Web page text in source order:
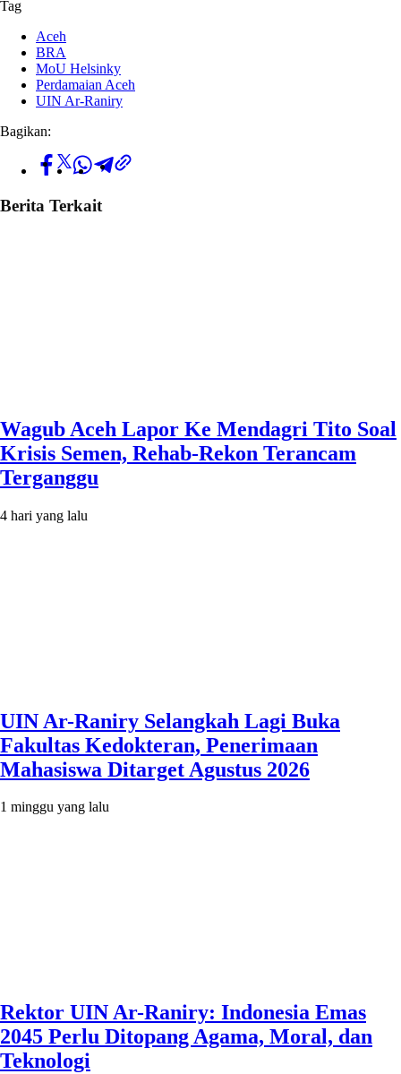
Tag
Aceh
BRA
MoU Helsinky
Perdamaian Aceh
UIN Ar-Raniry
Bagikan:
Berita Terkait
Wagub Aceh Lapor Ke Mendagri Tito Soal
Krisis Semen, Rehab-Rekon Terancam
Terganggu
4 hari yang lalu
UIN Ar-Raniry Selangkah Lagi Buka
Fakultas Kedokteran, Penerimaan
Mahasiswa Ditarget Agustus 2026
1 minggu yang lalu
Rektor UIN Ar-Raniry: Indonesia Emas
2045 Perlu Ditopang Agama, Moral, dan
Teknologi